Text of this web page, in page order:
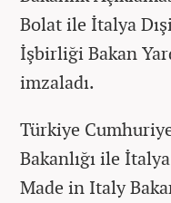
Bolat ile İtalya
İşbirliği Bakan
imzaladı.
Türkiye
Bakanlığı ile
Made in Italy